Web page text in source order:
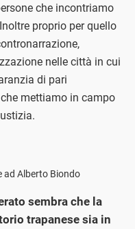
che incontriamo
proprio per quello
nelle città in cui
di pari
mettiamo in campo
ad Alberto Biondo
sembra che la
trapanese sia in